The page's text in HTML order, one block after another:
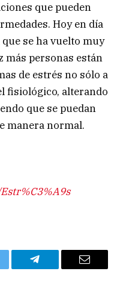
que pueden
Hoy en día
se ha vuelto muy
más personas están
de estrés no sólo a
fisiológico, alterando
que se puedan
manera normal.
Telegram Email